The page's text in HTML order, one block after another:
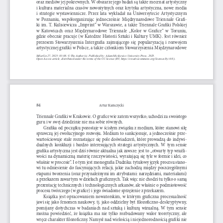
oraz mediów jej pokrewnych. W obszarze jego badań są także mecenat artystyczny
i  kultura  materialna  czasów  nowożytnych  oraz  krytyka  artystyczna,  nowe  media
i  strategie  wystawiennicze.  Przez  lata  wykładał  na  Uniwersytecie  Artystycznym
w  Poznaniu,  współorganizując  jednocześnie  Międzynarodowe  Triennale  Grafi-
ki  im.  T.  Kulisiewicza  „Imprint”  w  Warszawie,  a  także  Triennale  Grafiki  Polskiej
w  Katowicach  oraz  Międzynarodowe  Triennale  „Kolor  w  Grafice”  w  Toruniu,
gdzie  obecnie  pracuje  (w  Katedrze  Historii  Sztuki  i  Kultury  UMK).  Jest  również
prezesem  Stowarzyszenia  Intergrafia  zajmującego  się  popularyzacją  i  rozwojem
artystycznej grafiki w Polsce, a także członkiem Stowarzyszenia Międzynarodowe
StEurGn 27, 2025: 83-88. © The Author(s). Published by: Adam Mickiewicz University Press, 2025.
Open Access article, distributed under the terms of the CC licence (BY, https://creativecommons.org/licenses/by/4.0/).
Artur Kamczycki
84
Triennale Grafiki w Krakowie. O grafice wie zatem wszystko; uchodzi za swoistego
guru i w swej dziedzinie nie ma sobie równych.
Grafika od początku pozostaje w ścisłym związku z medium, które stanowi siłę
sprawczą  jej  ewolucyjnego  rozwoju.  Medium  to  sankcjonuje,  a  jednocześnie  prze-
wartościowuje  stale  rozrastające  się  pole  doświadczeń,  które  prowadzą  do  indywi-
dualnych  konkluzji  i  bardzo  interesujących  strategii  artystycznych.  W  tym  sensie
grafika artystyczna jest dziś równie aktualna jak zawsze: jest to „otwarty typ wrażli-
wości na dynamiczną materię rzeczywistości, wyrażającą się tyle w formie i idei, co
właśnie w procesie”. I o tym jest monografia Dudzika: tytułowy język procesu stano-
wi  tu  odniesienie  do  fascynujących  relacji,  jakie  zachodzą  między  poszczególnymi
etapami tworzenia (oraz przynależnymi im atrybutami: narzędziami, materiałami)
a przekazem zawartym w dziełach graficznych. Tak więc nie chodzi tu tylko o samą
prezentację technicznych i technologicznych arkanów, ale właśnie o podmiotowość
procesu twórczego (w grafice) i jego świadome sprzężenie z przekazem.
Książka  jest  opracowaniem  nowatorskim,  w  którym  graficzna  procesualność
jawi się jako fenomen naukowy, tj. jako oddzielny byt filozoficzno-deskryptywny,
pomijany  dotychczas  w  badaniach  nad  sztuką  i  kulturą  wizualną.  W  tym  sensie
można  powiedzieć,  że  książka  ma  nie  tylko  rozbudowany  walor  teoretyczny,  ale
wręcz charakter filozoficzny. Namysł nad wielością i niejednorodnością grafiki nie